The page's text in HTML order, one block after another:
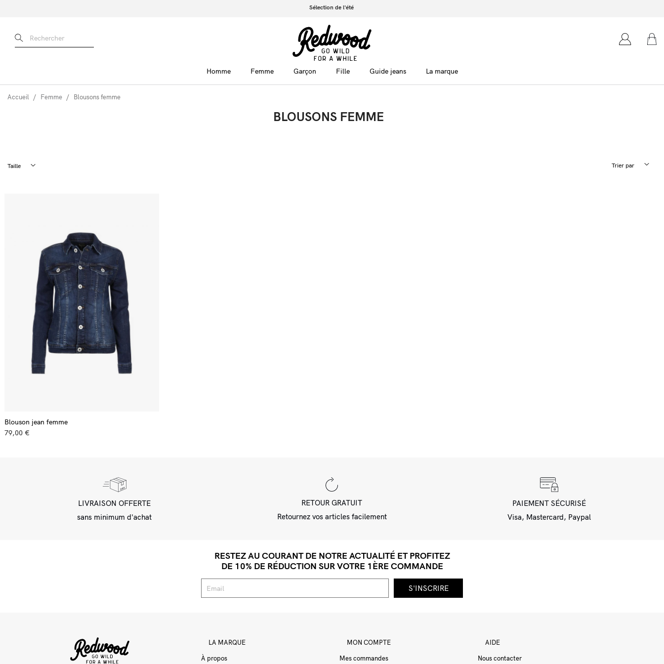
Sélection de l'été
Homme Femme Garçon Fille Guide jeans La marque
Accueil Femme Blousons femme
BLOUSONS FEMME
Taille Trier par
Blouson jean femme
79,00 €
LIVRAISON OFFERTE
sans minimum d'achat
RETOUR GRATUIT
Retournez vos articles facilement
PAIEMENT SÉCURISÉ
Visa, Mastercard, Paypal
RESTEZ AU COURANT DE NOTRE ACTUALITÉ ET PROFITEZ
DE 10% DE RÉDUCTION SUR VOTRE 1ÈRE COMMANDE
LA MARQUE
À propos
MON COMPTE
Mes commandes
AIDE
Nous contacter